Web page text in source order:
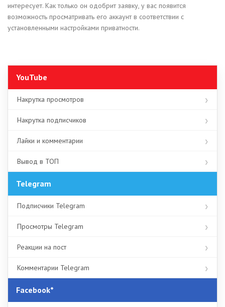
интересует. Как только он одобрит заявку, у вас появится
возможность просматривать его аккаунт в соответствии с
установленными настройками приватности.
YouTube
Накрутка просмотров
Накрутка подписчиков
Лайки и комментарии
Вывод в ТОП
Telegram
Подписчики Telegram
Просмотры Telegram
Реакции на пост
Комментарии Telegram
Facebook*